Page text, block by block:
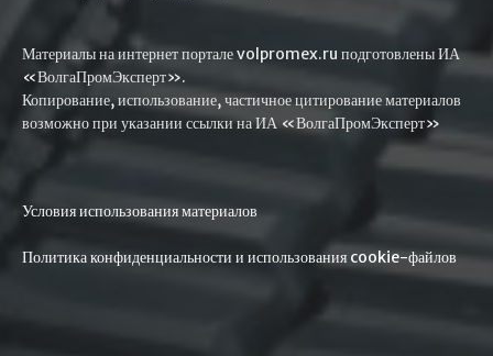
Материалы на интернет портале volpromex.ru подготовлены ИА
«ВолгаПромЭксперт».
Копирование, использование, частичное цитирование материалов
возможно при указании ссылки на ИА «ВолгаПромЭксперт»
Условия использования материалов
Политика конфиденциальности и использования cookie-файлов